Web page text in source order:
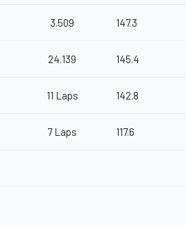
3.509 147.3
24.139 145.4
11 Laps 142.8
7 Laps 117.6